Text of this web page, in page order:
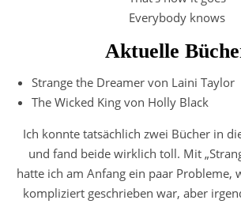
Everybody knows
Aktuelle
Strange the Dreamer von Laini Taylor
The Wicked King von Holly Black
Ich konnte tatsächlich zwei Bücher in
und fand beide wirklich toll. Mit
hatte ich am Anfang ein paar Probleme,
kompliziert geschrieben war, aber